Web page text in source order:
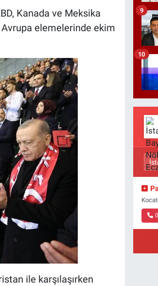
Kanada ve Meksika
Avrupa elemelerinde ekim
ile karşılaşırken
9
10